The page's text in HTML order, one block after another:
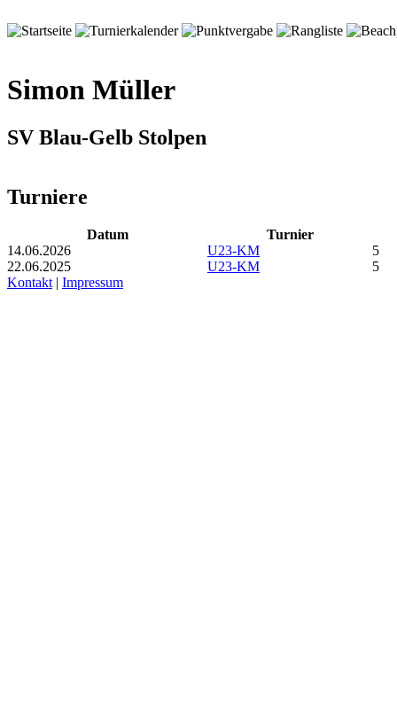
Simon Müller
SV Blau-Gelb Stolpen
Turniere
Datum
Turnier
14.06.2026
U23-KM
5
22.06.2025
U23-KM
5
Kontakt | Impressum